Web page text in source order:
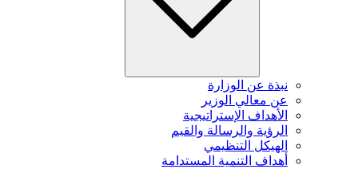
نبذة عن الوزارة
عن معالي الوزير
الأهداف الإستراتيجية
الرؤية والرسالة والقيم
الهيكل التنظيمي
أهداف التنمية المستدامة